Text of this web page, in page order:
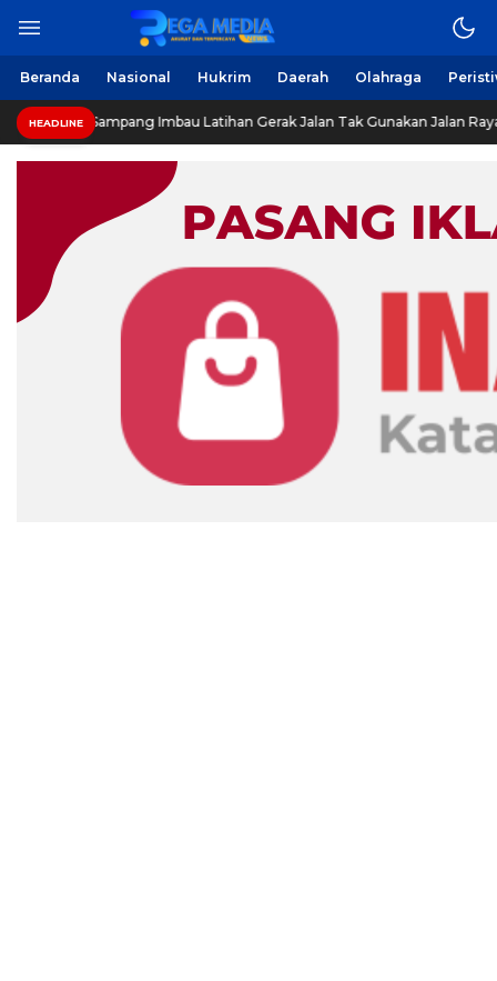
Beranda Nasional Hukrim Daerah Olahraga
HEADLINEImbau Latihan Gerak Jalan Tak Gunakan Jalan Raya